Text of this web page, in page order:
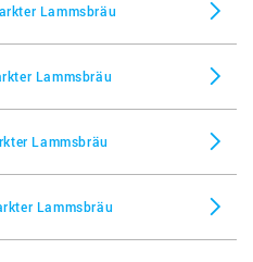
Lammsbräu
Lammsbräu
Lammsbräu
Lammsbräu